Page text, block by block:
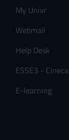
My Univr
Webmail
Help Desk
ESSE3 - Cineca
E-learning